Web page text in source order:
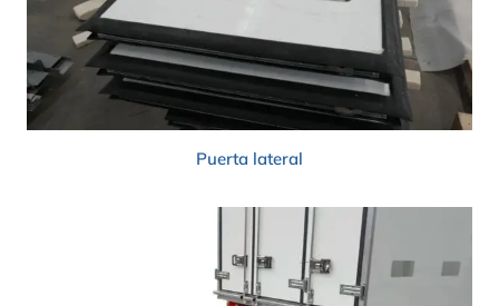
Puerta lateral